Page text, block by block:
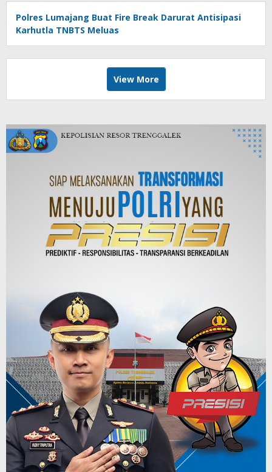
Polres Lumajang Buat Fire Break Darurat Antisipasi
Karhutla TNBTS Meluas
View More